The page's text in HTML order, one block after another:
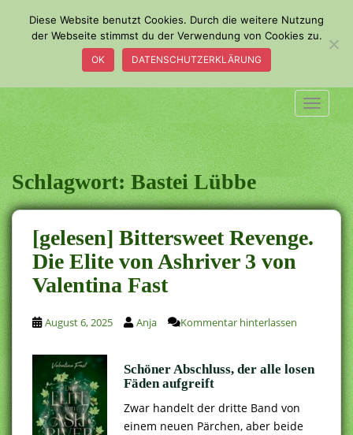
a
i
n
c
o
n
t
e
n
t
Schlagwort:Bastei Lübbe
[gelesen] Bittersweet Revenge.
Die Elite von Ashriver 3 von
Valentina Fast
August 6, 2025 Anja Kommentar hinterlassen
Schöner Abschluss, der alle losen
Fäden aufgreift
Zwar handelt der dritte Band von
einem neuen Pärchen, aber beide
Diese Website benutzt Cookies. Durch die weitere Nutzung
der Webseite stimmst du der Verwendung von Cookies zu.
OK DATENSCHUTZERKLÄRUNG